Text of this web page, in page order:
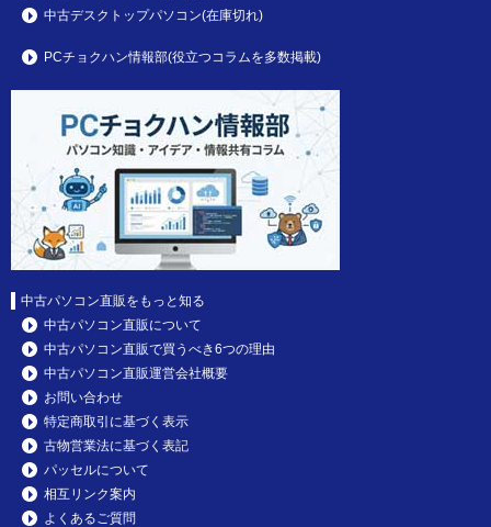
中古デスクトップパソコン(在庫切れ)
PCチョクハン情報部(役立つコラムを多数掲載)
中古パソコン直販をもっと知る
中古パソコン直販について
中古パソコン直販で買うべき6つの理由
中古パソコン直販運営会社概要
お問い合わせ
特定商取引に基づく表示
古物営業法に基づく表記
パッセルについて
相互リンク案内
よくあるご質問